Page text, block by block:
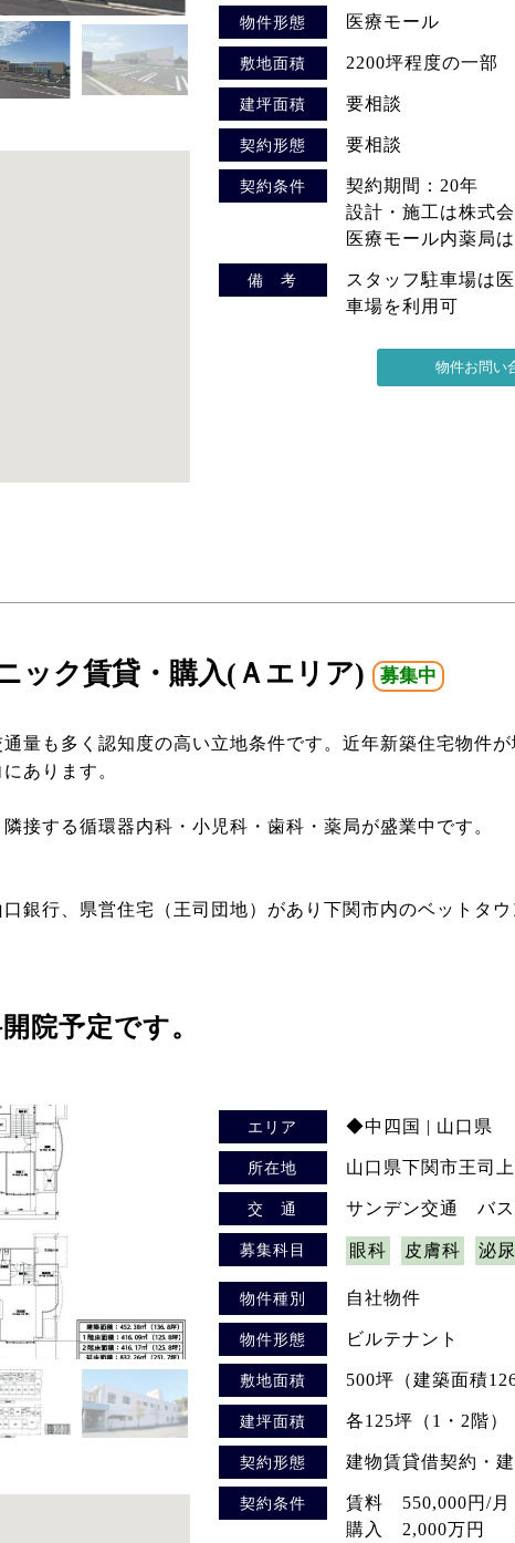
物件形態 医療モール
敷地面積 2200坪程度の一部
建坪面積 要相談
契約形態 要相談
契約条件
契約期間：20年
設計・施工は株式
医療モール内薬局
備 考
スタッフ駐車場は
車場を利用可
ック賃貸・購入(Ａエリア) 募集中
量も多く認知度の高い立地条件です。近年新築住宅物件
あります。
接する循環器内科・小児科・歯科・薬局が盛業中です。
銀行、県営住宅（王司団地）があり下関市内のベットタウ
院予定です。
エリア ◆中四国 | 山口県
所在地 山口県下関市王司
交 通 サンデン交通 バ
募集科目 眼科 皮膚科 泌
物件種別 自社物件
物件形態 ビルテナント
敷地面積 500坪（建築面積126
建坪面積 各125坪（1・2階）
契約形態 建物賃貸借契約・
契約条件
賃料 550,000円/月
購入 2,000万円 （